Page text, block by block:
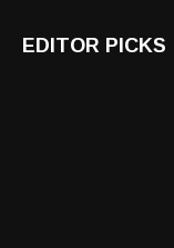
EDITOR PICKS